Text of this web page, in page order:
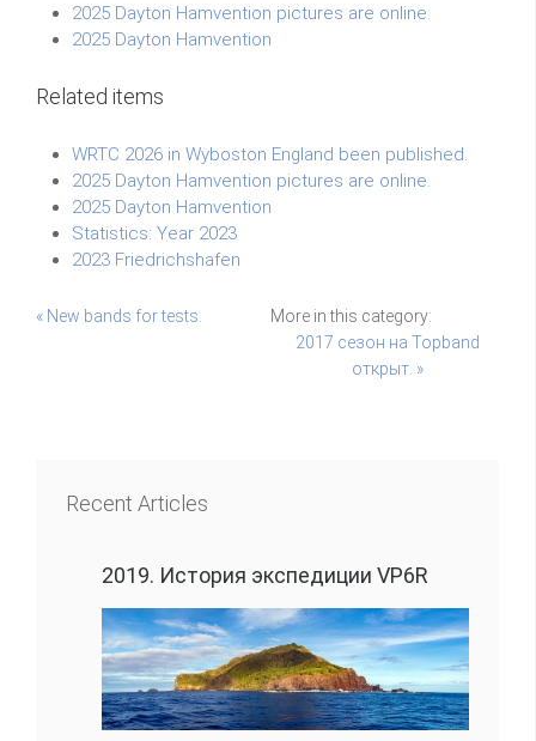
2025 Dayton Hamvention pictures are online.
2025 Dayton Hamvention
Related items
WRTC 2026 in Wyboston England been published.
2025 Dayton Hamvention pictures are online.
2025 Dayton Hamvention
Statistics: Year 2023
2023 Friedrichshafen
More in this category:
« New bands for tests.
2017 сезон на Topband
открыт. »
Recent Articles
2019. История экспедиции VP6R